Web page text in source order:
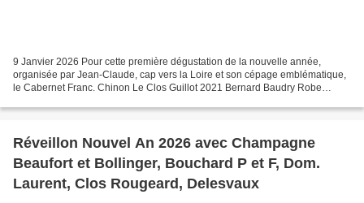
9 Janvier 2026 Pour cette première dégustation de la nouvelle année,
organisée par Jean-Claude, cap vers la Loire et son cépage emblématique,
le Cabernet Franc. Chinon Le Clos Guillot 2021 Bernard Baudry Robe
Réveillon Nouvel An 2026 avec Champagne
Beaufort et Bollinger, Bouchard P et F, Dom.
Laurent, Clos Rougeard, Delesvaux